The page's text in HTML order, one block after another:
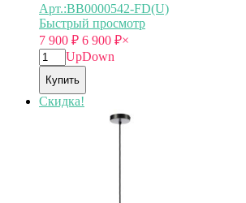
Арт.:BB0000542-FD(U)
Быстрый просмотр
7 900 ₽ 6 900 ₽×
UpDown
Купить
Скидка!